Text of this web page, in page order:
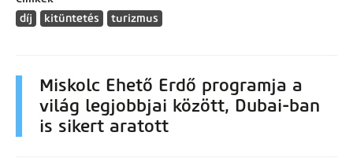
díj
kitüntetés turizmus
Miskolc Ehető Erdő programja a
világ legjobbjai között, Dubai-ban
is sikert aratott